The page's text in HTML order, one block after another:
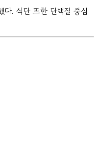
다. 식단 또한 단백질 중심